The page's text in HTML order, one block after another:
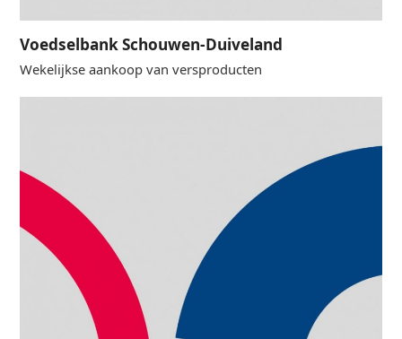
Voedselbank Schouwen-Duiveland
Wekelijkse aankoop van versproducten